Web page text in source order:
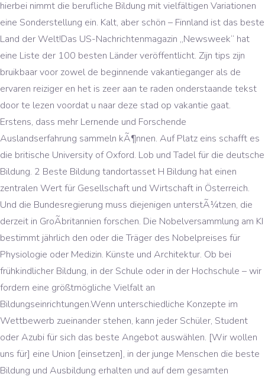
hierbei nimmt die berufliche Bildung mit vielfältigen Variationen
eine Sonderstellung ein. Kalt, aber schön – Finnland ist das beste
Land der Welt!Das US-Nachrichtenmagazin „Newsweek“ hat
eine Liste der 100 besten Länder veröffentlicht. Zijn tips zijn
bruikbaar voor zowel de beginnende vakantieganger als de
ervaren reiziger en het is zeer aan te raden onderstaande tekst
door te lezen voordat u naar deze stad op vakantie gaat.
Erstens, dass mehr Lernende und Forschende
Auslandserfahrung sammeln kÃ¶nnen. Auf Platz eins schafft es
die britische University of Oxford. Lob und Tadel für die deutsche
Bildung. 2 Beste Bildung tandortasset H Bildung hat einen
zentralen Wert für Gesellschaft und Wirtschaft in Österreich.
Und die Bundesregierung muss diejenigen unterstÃ¼tzen, die
derzeit in GroÃbritannien forschen. Die Nobelversammlung am KI
bestimmt jährlich den oder die Träger des Nobelpreises für
Physiologie oder Medizin. Künste und Architektur. Ob bei
frühkindlicher Bildung, in der Schule oder in der Hochschule – wir
fordern eine größtmögliche Vielfalt an
Bildungseinrichtungen.Wenn unterschiedliche Konzepte im
Wettbewerb zueinander stehen, kann jeder Schüler, Student
oder Azubi für sich das beste Angebot auswählen. [Wir wollen
uns für] eine Union [einsetzen], in der junge Menschen die beste
Bildung und Ausbildung erhalten und auf dem gesamten